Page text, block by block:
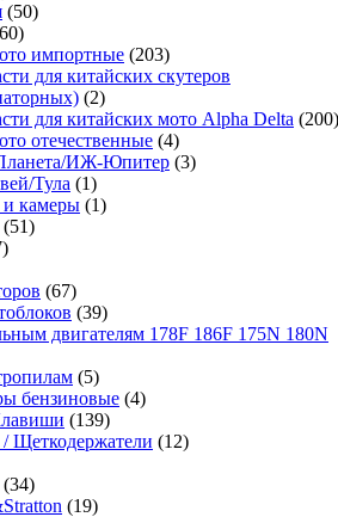
(50)
импортные (203)
для китайских скутеров
(2)
для китайских мото Alpha Delta (200)
отечественные (4)
ИЖ-Юпитер (3)
Тула (1)
камеры (1)
(51)
(67)
(39)
двигателям 178F 186F 175N 180N
(5)
бензиновые (4)
(139)
Щеткодержатели (12)
(34)
(19)